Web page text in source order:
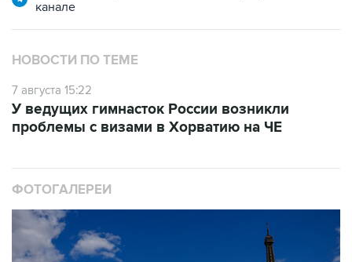
НОВОСТИ ПО ТЕМЕ
7 августа 15:22
проблемы с визами в Хорватию на ЧЕ